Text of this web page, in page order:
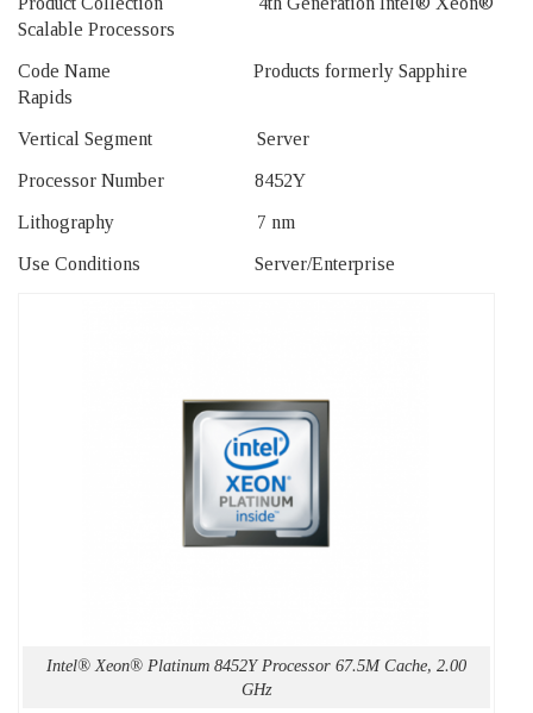
Scalable Processors
Code Name Products formerly Sapphire
Rapids
Vertical Segment Server
Processor Number 8452Y
Lithography 7 nm
Use Conditions Server/Enterprise
Intel® Xeon® Platinum 8452Y Processor 67.5M Cache, 2.00
GHz